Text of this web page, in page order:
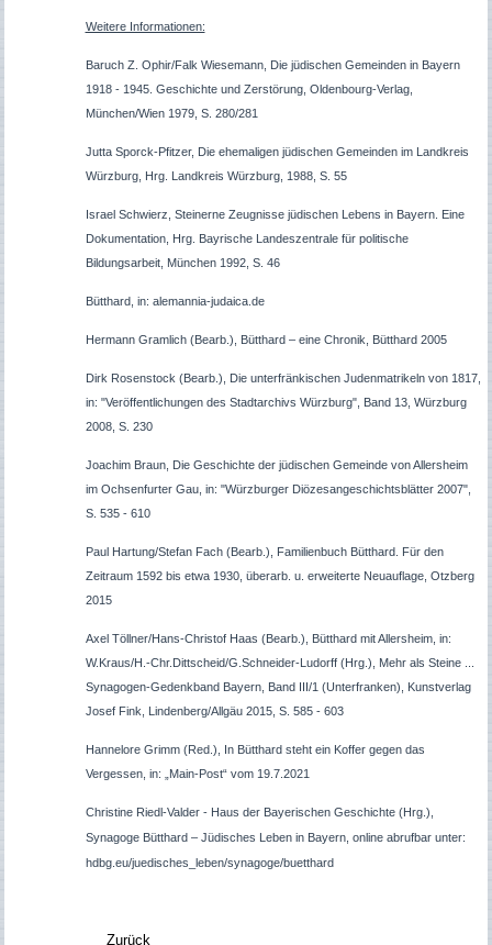
Weitere Informationen:
Baruch Z. Ophir/Falk Wiesemann, Die jüdischen Gemeinden in Bayern
1918 - 1945. Geschichte und Zerstörung, Oldenbourg-Verlag,
München/Wien 1979, S. 280/281
Jutta Sporck-Pfitzer, Die ehemaligen jüdischen Gemeinden im Landkreis
Würzburg, Hrg. Landkreis Würzburg, 1988, S. 55
Israel Schwierz, Steinerne Zeugnisse jüdischen Lebens in Bayern. Eine
Dokumentation, Hrg. Bayrische Landeszentrale für politische
Bildungsarbeit, München 1992, S. 46
Bütthard, in: alemannia-judaica.de
Hermann Gramlich (Bearb.), Bütthard – eine Chronik, Bütthard 2005
Dirk Rosenstock (Bearb.), Die unterfränkischen Judenmatrikeln von 1817,
in: "Veröffentlichungen des Stadtarchivs Würzburg", Band 13, Würzburg
2008, S. 230
Joachim Braun, Die Geschichte der jüdischen Gemeinde von Allersheim
im Ochsenfurter Gau, in: "Würzburger Diözesangeschichtsblätter 2007",
S. 535 - 610
Paul Hartung/Stefan Fach (Bearb.), Familienbuch Bütthard. Für den
Zeitraum 1592 bis etwa 1930, überarb. u. erweiterte Neuauflage, Otzberg
2015
Axel Töllner/Hans-Christof Haas (Bearb.), Bütthard mit Allersheim, in:
W.Kraus/H.-Chr.Dittscheid/G.Schneider-Ludorff (Hrg.), Mehr als Steine ...
Synagogen-Gedenkband Bayern, Band III/1 (Unterfranken), Kunstverlag
Josef Fink, Lindenberg/Allgäu 2015, S. 585 - 603
Hannelore Grimm (Red.), In Bütthard steht ein Koffer gegen das
Vergessen, in: „Main-Post“ vom 19.7.2021
Christine Riedl-Valder - Haus der Bayerischen Geschichte (Hrg.),
Synagoge Bütthard – Jüdisches Leben in Bayern, online abrufbar unter:
hdbg.eu/juedisches_leben/synagoge/buetthard
Zurück